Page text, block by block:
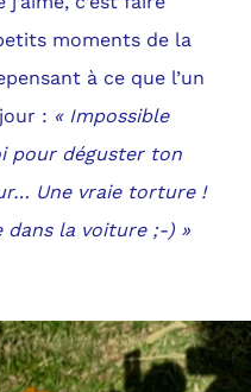
moments de la
à ce que l’un
: « Impossible
pour déguster ton
Une vraie torture !
dans la voiture ;-) »